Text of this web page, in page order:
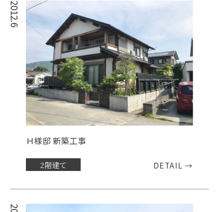
2012.6
Ｈ様邸 新築工事
2階建て DETAIL →